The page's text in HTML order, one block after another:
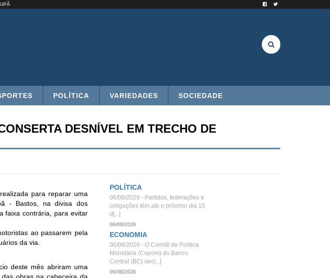
TUPÃ
POLÍTICA VARIEDADES SOCIEDADE
DESNÍVEL EM TRECHO DE
para reparar uma
- Bastos, na divisa dos
faixa contrária, para evitar
ao passarem pela
da via.
deste mês abriram uma
obras na cabeceira da
POLÍTICA
06/08/2026 - Partidos, federações e
coligações têm até o próximo dia 15
d[...]
06/08/2026
ECONOMIA
06/08/2026 - O Comitê de Política
Monetária (Copom) do Banco
Central (BC) dec[...]
06/08/2026